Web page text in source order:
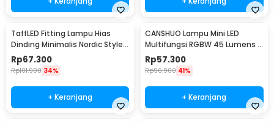
TaffLED Fitting Lampu Hias
Dinding Minimalis Nordic Style
E27 265V - WF-M004
Rp67.300
Rp101.900 34%
+ Keranjang
CANSHUO Lampu Mini LED
Multifungsi RGBW 45 Lumens 3
PCS with Remote - YJ-905
Rp57.300
Rp96.900 41%
+ Keranjang